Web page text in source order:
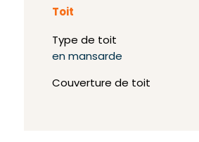
Toit
Type de toit
en mansarde
Couverture de toit